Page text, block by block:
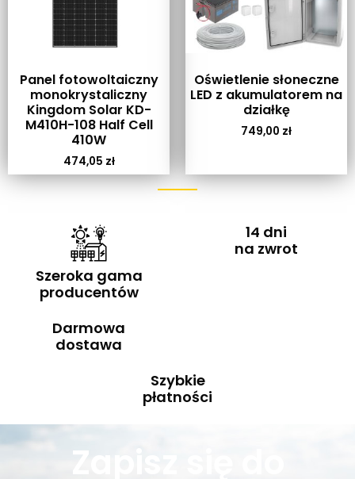
Panel fotowoltaiczny
monokrystaliczny
Kingdom Solar KD-
M410H-108 Half Cell
410W
474,05 zł
Oświetlenie słoneczne
LED z akumulatorem na
działkę
749,00 zł
Szeroka gama
producentów
14 dni
na zwrot
Darmowa
dostawa
Szybkie
płatności
Zapisz się do